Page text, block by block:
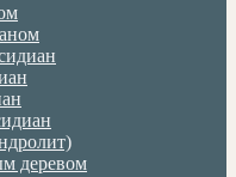
деревом